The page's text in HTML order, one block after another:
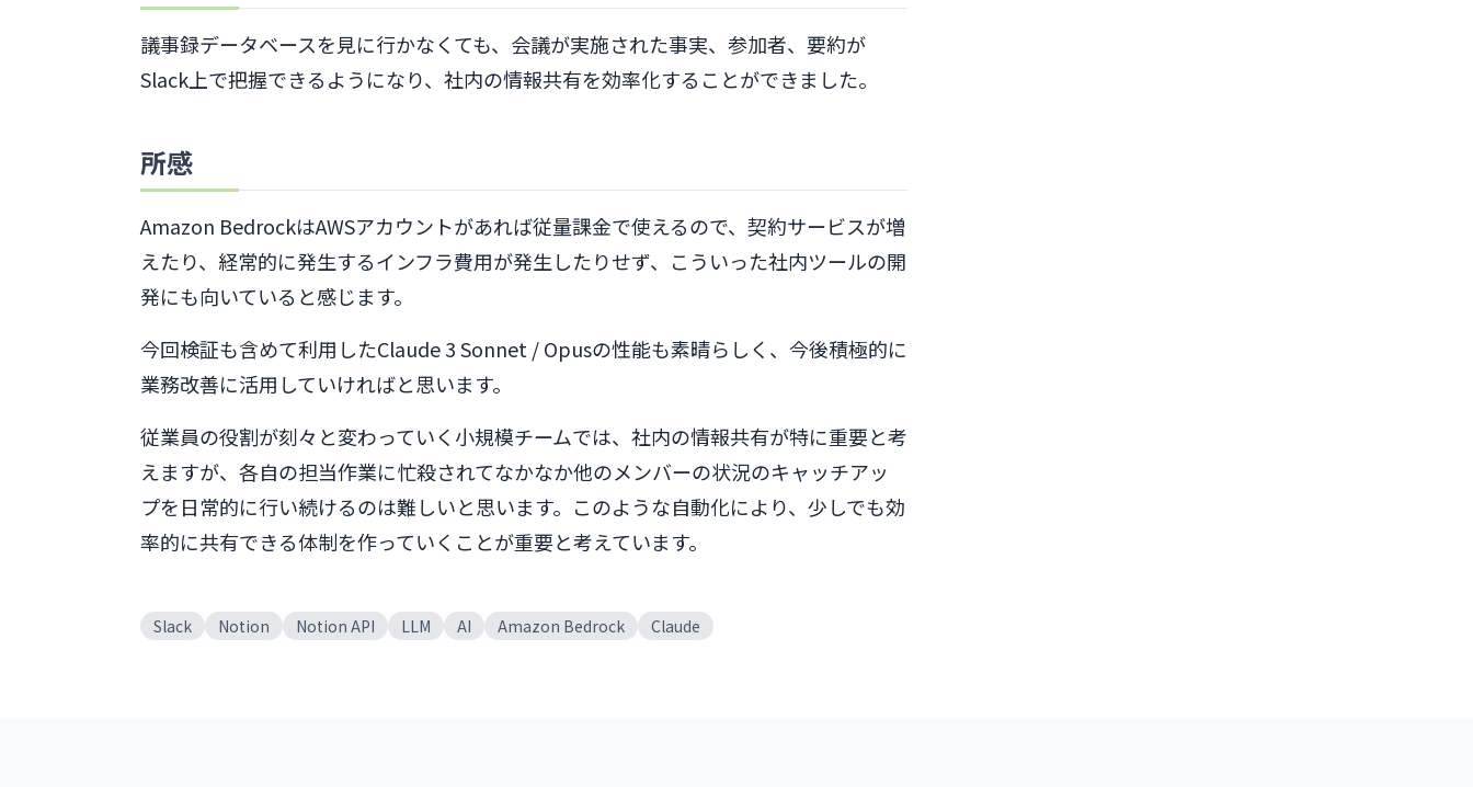
議事録データベースを見に行かなくても、会議が実施された事実、参加者、要約が
Slack上で把握できるようになり、社内の情報共有を効率化することができました。
所感
Amazon BedrockはAWSアカウントがあれば従量課金で使えるので、契約サービスが増
えたり、経常的に発生するインフラ費用が発生したりせず、こういった社内ツールの開
発にも向いていると感じます。
今回検証も含めて利用したClaude 3 Sonnet / Opusの性能も素晴らしく、今後積極的に
業務改善に活用していければと思います。
従業員の役割が刻々と変わっていく小規模チームでは、社内の情報共有が特に重要と考
えますが、各自の担当作業に忙殺されてなかなか他のメンバーの状況のキャッチアッ
プを日常的に行い続けるのは難しいと思います。このような自動化により、少しでも効
率的に共有できる体制を作っていくことが重要と考えています。
Slack Notion Notion API LLM AI Amazon Bedrock Claude